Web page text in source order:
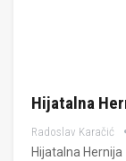
Hijatalna
Radoslav Karačić
Hijatalna